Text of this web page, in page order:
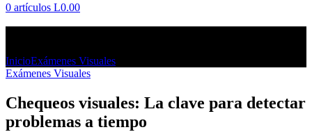
0 artículos L0.00
InicioExámenes Visuales
Exámenes Visuales
Chequeos visuales: La clave para detectar
problemas a tiempo